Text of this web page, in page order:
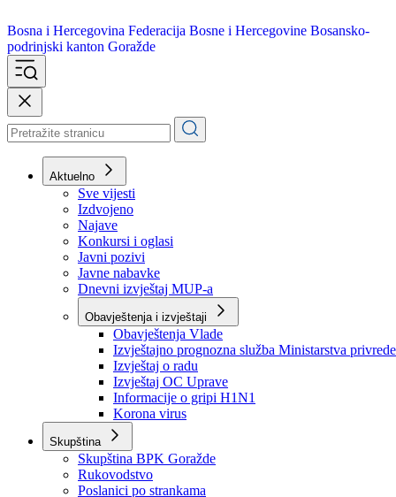
Bosna i Hercegovina
podrinjski kanton Goražde
Aktuelno
Sve vijesti
Izdvojeno
Najave
Konkursi i oglasi
Javni pozivi
Javne nabavke
Dnevni izvještaj MUP-a
Obavještenja i izvještaji
Obavještenja Vlade
Izvještajno prognozna služba Ministarstva privrede
Izvještaj o radu
Izvještaj OC Uprave
Informacije o gripi H1N1
Korona virus
Skupština